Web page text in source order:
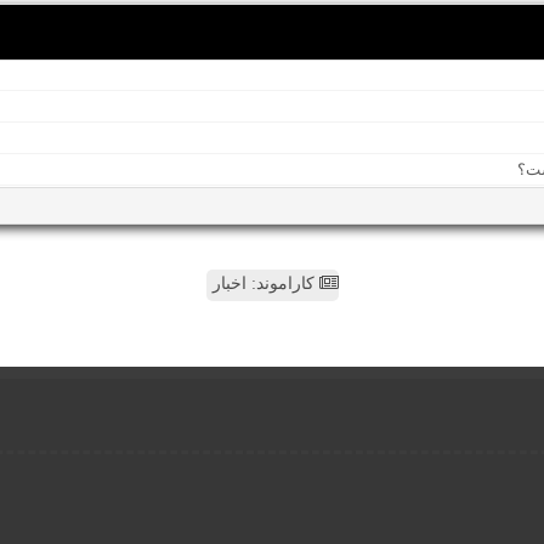
کاراموند: اخبار